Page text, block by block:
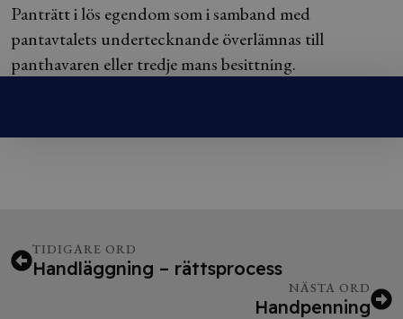
Panträtt i lös egendom som i samband med
pantavtalets undertecknande överlämnas till
panthavaren eller tredje mans besittning.
TIDIGARE ORD
Handläggning – rättsprocess
NÄSTA ORD
Handpenning